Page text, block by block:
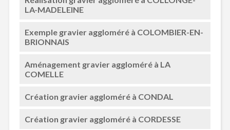
LA-MADELEINE
Exemple gravier aggloméré à COLOMBIER-EN-
BRIONNAIS
Aménagement gravier aggloméré à LA
COMELLE
Création gravier aggloméré à CONDAL
Création gravier aggloméré à CORDESSE